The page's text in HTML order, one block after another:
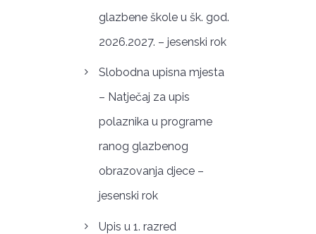
glazbene škole u šk. god.
2026.2027. – jesenski rok
Slobodna upisna mjesta
– Natječaj za upis
polaznika u programe
ranog glazbenog
obrazovanja djece –
jesenski rok
Upis u 1. razred